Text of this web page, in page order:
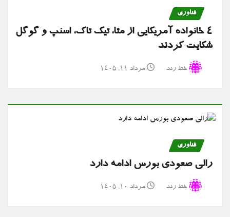
فناوری
۴ خانواده آمریکایی از متا، تیک تاک، اسنپ و گوگل
شکایت کردند
خط رند مرداد ۱۱, ۱۴۰۵
فناوری
رالی صعودی بورس ادامه دارد
خط رند مرداد ۱۰, ۱۴۰۵